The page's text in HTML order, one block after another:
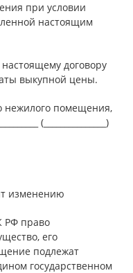
при условии
настоящим
договору
выкупной цены.
нежилого помещения,
(_______________)
изменению
РФ право
его
подлежат
государственном